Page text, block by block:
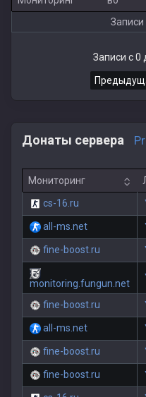
Записи
Записи с 0
Донаты сервера
Мониторинг
cs-16.ru
all-ms.net
fine-boost.ru
monitoring.fungun.net
fine-boost.ru
all-ms.net
fine-boost.ru
fine-boost.ru